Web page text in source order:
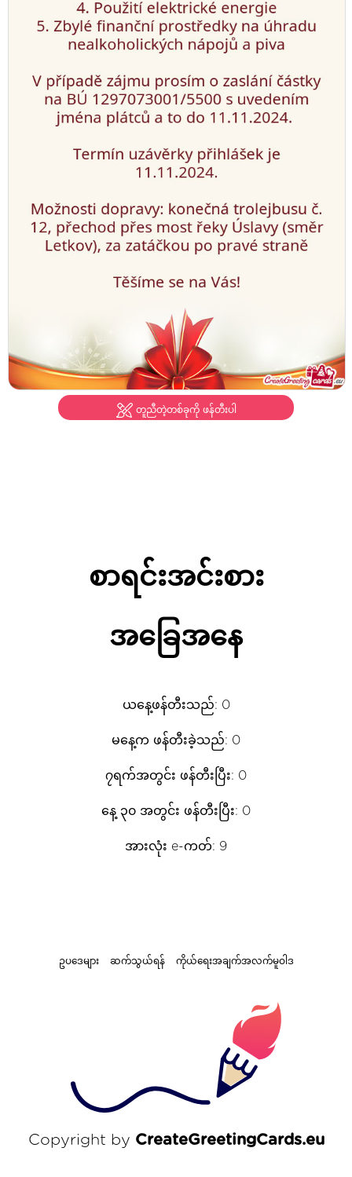
တူညီတဲ့တစ်ခုကို ဖန်တီးပါ
စာရင်းအင်းစား
အခြေအနေ
ယနေ့ဖန်တီးသည်: 0
မနေ့က ဖန်တီးခဲ့သည်: 0
၇ရက်အတွင်း ဖန်တီးပြီး: 0
နေ့ ၃၀ အတွင်း ဖန်တီးပြီး: 0
အားလုံး e-ကတ်: 9
ဥပဒေများ ဆက်သွယ်ရန် ကိုယ်ရေးအချက်အလက်မူဝါဒ
Copyright by CreateGreetingCards.eu